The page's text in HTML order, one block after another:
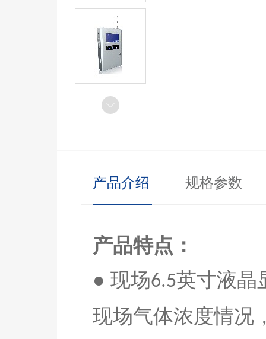
产品介绍 规格参数
产品特点：
● 现场6.5英寸液晶
现场气体浓度情况